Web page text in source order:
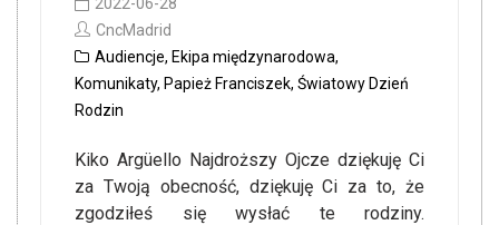
CncMadrid
Audiencje, Ekipa międzynarodowa,
Komunikaty, Papież Franciszek, Światowy Dzień
Rodzin
Kiko Argüello Najdroższy Ojcze dziękuję Ci
za Twoją obecność, dziękuję Ci za to, że
zgodziłeś się wysłać te rodziny.